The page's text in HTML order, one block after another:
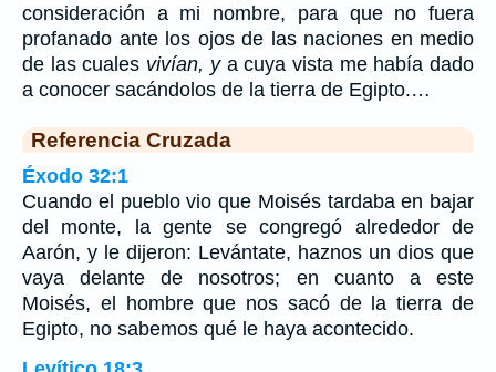
consideración a mi nombre, para que no fuera
profanado ante los ojos de las naciones en medio
de las cuales vivían, ya cuya vista me había dado
a conocer sacándolos de la tierra de Egipto.…
Referencia Cruzada
Éxodo 32:1
Cuando el pueblo vio que Moisés tardaba en bajar
del monte, la gente se congregó alrededor de
Aarón, y le dijeron: Levántate, haznos un dios que
vaya delante de nosotros; en cuanto a este
Moisés, el hombre que nos sacó de la tierra de
Egipto, no sabemos qué le haya acontecido.